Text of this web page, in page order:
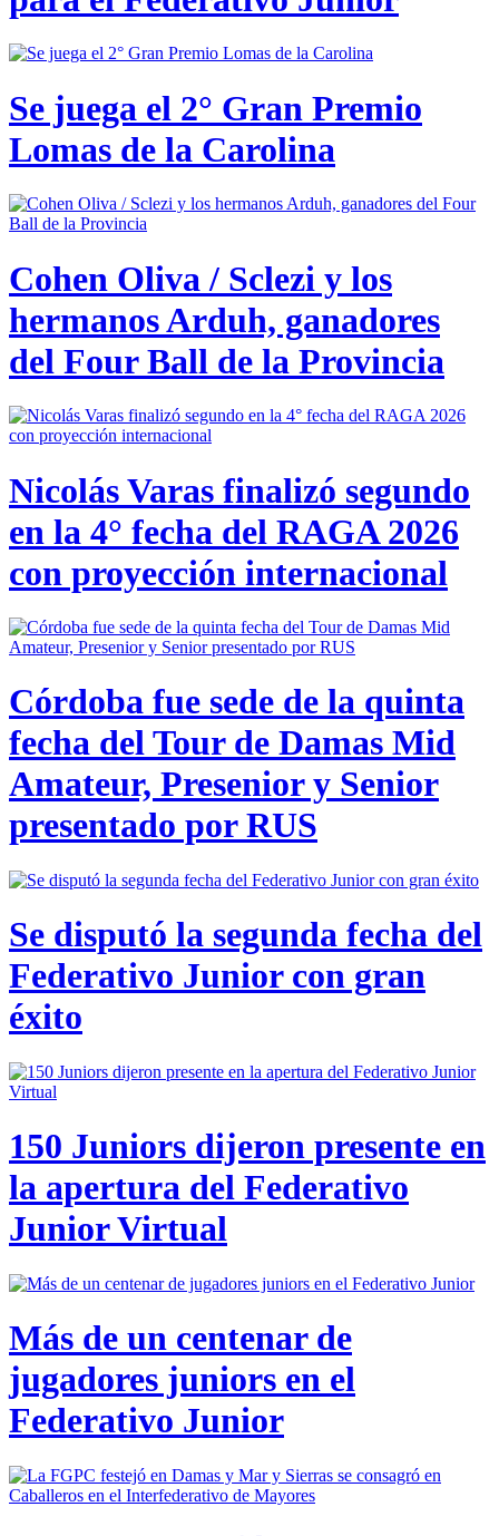
Se juega el 2° Gran Premio
Lomas de la Carolina
Cohen Oliva / Sclezi y los
hermanos Arduh, ganadores
del Four Ball de la Provincia
Nicolás Varas finalizó segundo
en la 4° fecha del RAGA 2026
con proyección internacional
Córdoba fue sede de la quinta
fecha del Tour de Damas Mid
Amateur, Presenior y Senior
presentado por RUS
Se disputó la segunda fecha del
Federativo Junior con gran
éxito
150 Juniors dijeron presente en
la apertura del Federativo
Junior Virtual
Más de un centenar de
jugadores juniors en el
Federativo Junior